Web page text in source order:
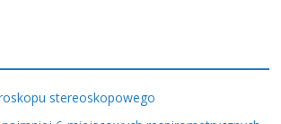
stereoskopowego